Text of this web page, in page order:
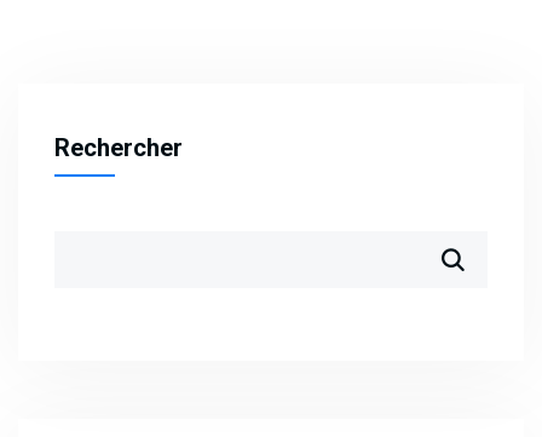
Rechercher